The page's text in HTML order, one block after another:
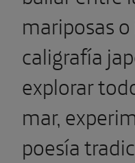
mariposas
caligrafía
explorar
mar,
poesía